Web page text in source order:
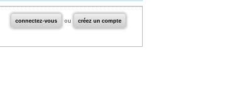
connectez-vous ou créez un compte